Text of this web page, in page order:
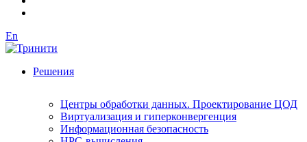
En
Решения
Центры обработки данных. Проектирование ЦОД
Виртуализация и гиперконвергенция
Информационная безопасность